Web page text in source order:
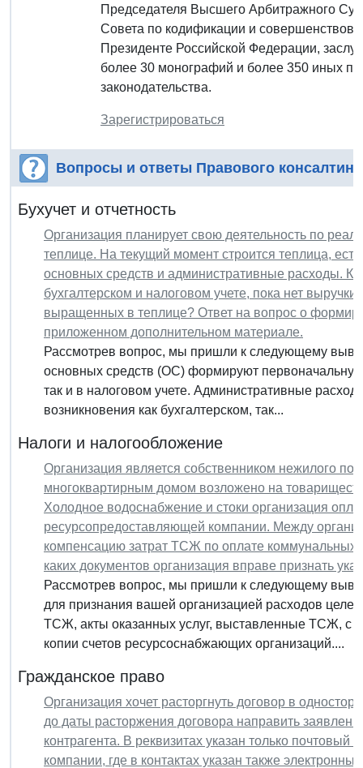
Председателя Высшего Арбитражного
Совета по кодификации и
Президенте Российской Федерации,
более 30 монографий и более 350 иных
законодательства.
Зарегистрироваться
Вопросы и ответы Правового
Бухучет и отчетность
Организация планирует свою деятельность по
теплице. На текущий момент строится теплица,
основных средств и административные расходы.
бухгалтерском и налоговом учете, пока нет
выращенных в теплице? Ответ на вопрос о
приложенном дополнительном материале.
Рассмотрев вопрос, мы пришли к следующему
основных средств (ОС) формируют первоначальную
так и в налоговом учете. Административные
возникновения как бухгалтерском, так...
Налоги и налогообложение
Организация является собственником нежилого
многоквартирным домом возложено на
Холодное водоснабжение и стоки организация
ресурсопредоставляющей компании. Между
компенсацию затрат ТСЖ по оплате
каких документов организация вправе признать
Рассмотрев вопрос, мы пришли к следующему
для признания вашей организацией расходов
ТСЖ, акты оказанных услуг, выставленные ТСЖ, с
копии счетов ресурсоснабжающих организаций....
Гражданское право
Организация хочет расторгнуть договор в
до даты расторжения договора направить
контрагента. В реквизитах указан только
компании, где в контактах указан также